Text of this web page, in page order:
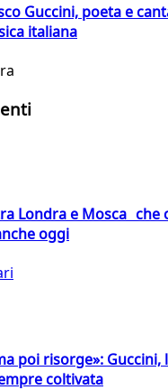
Guccini, poeta e
italiana
Londra e Mosca che
oggi
poi risorge»: Guccini,
coltivata